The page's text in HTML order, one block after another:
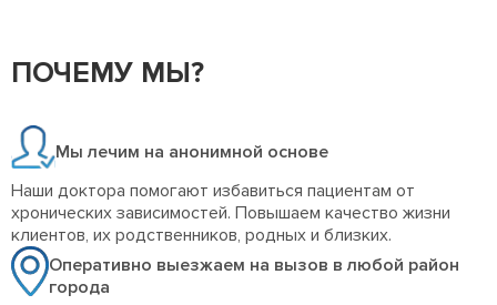
ПОЧЕМУ МЫ?
Мы лечим на анонимной основе
Наши доктора помогают избавиться пациентам от
хронических зависимостей. Повышаем качество жизни
клиентов, их родственников, родных и близких.
Оперативно выезжаем на вызов в любой район
города